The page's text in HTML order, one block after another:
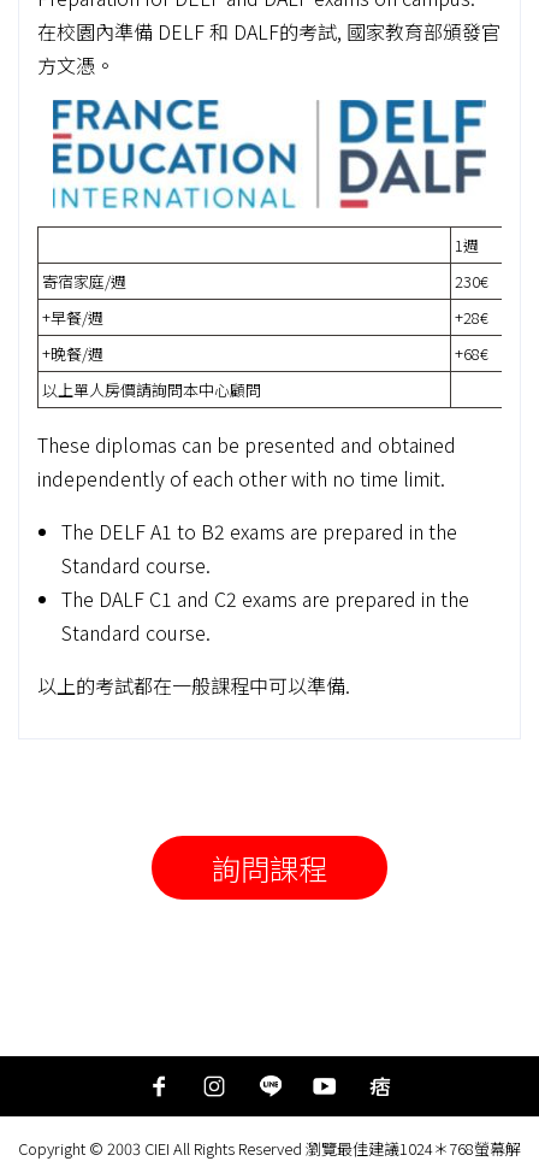
在校園內準備 DELF 和 DALF的考試, 國家教育部頒發官
方文憑。
1週
寄宿家庭/週
230€
+早餐/週
+28€
+晚餐/週
+68€
以上單人房價請詢問本中心顧問
These diplomas can be presented and obtained
independently of each other with no time limit.
The DELF A1 to B2 exams are prepared in the
Standard course.
The DALF C1 and C2 exams are prepared in the
Standard course.
以上的考試都在一般課程中可以準備.
詢問課程
Copyright © 2003 CIEI All Rights Reserved 瀏覽最佳建議1024＊768螢幕解